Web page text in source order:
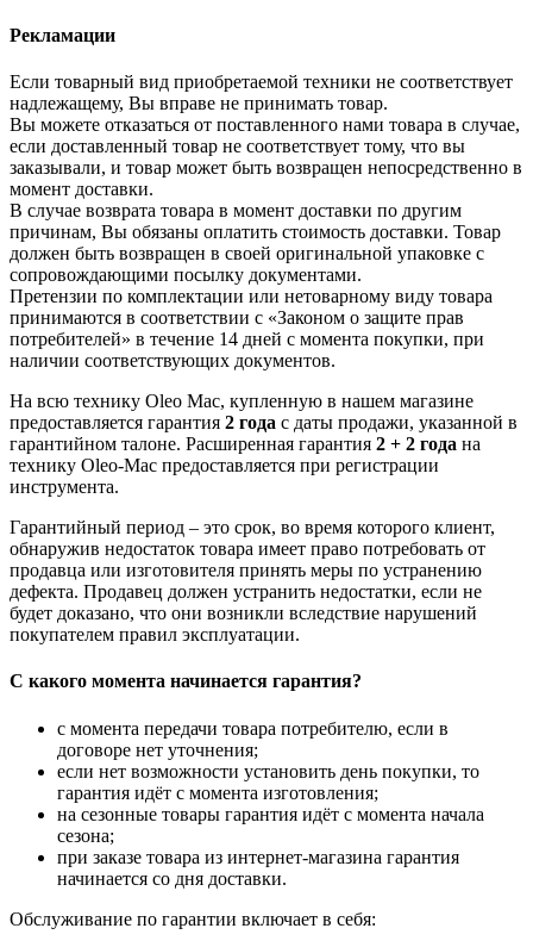
Рекламации
Если товарный вид приобретаемой техники не соответствует
надлежащему, Вы вправе не принимать товар.
Вы можете отказаться от поставленного нами товара в случае,
если доставленный товар не соответствует тому, что вы
заказывали, и товар может быть возвращен непосредственно в
момент доставки.
В случае возврата товара в момент доставки по другим
причинам, Вы обязаны оплатить стоимость доставки. Товар
должен быть возвращен в своей оригинальной упаковке с
сопровождающими посылку документами.
Претензии по комплектации или нетоварному виду товара
принимаются в соответствии с «Законом о защите прав
потребителей» в течение 14 дней с момента покупки, при
наличии соответствующих документов.
На всю технику Oleo Mac, купленную в нашем магазине
предоставляется гарантия 2 года с даты продажи, указанной в
гарантийном талоне. Расширенная гарантия 2 + 2 года на
технику Oleo-Mac предоставляется при регистрации
инструмента.
Гарантийный период – это срок, во время которого клиент,
обнаружив недостаток товара имеет право потребовать от
продавца или изготовителя принять меры по устранению
дефекта. Продавец должен устранить недостатки, если не
будет доказано, что они возникли вследствие нарушений
покупателем правил эксплуатации.
С какого момента начинается гарантия?
с момента передачи товара потребителю, если в
договоре нет уточнения;
если нет возможности установить день покупки, то
гарантия идёт с момента изготовления;
на сезонные товары гарантия идёт с момента начала
сезона;
при заказе товара из интернет-магазина гарантия
начинается со дня доставки.
Обслуживание по гарантии включает в себя: